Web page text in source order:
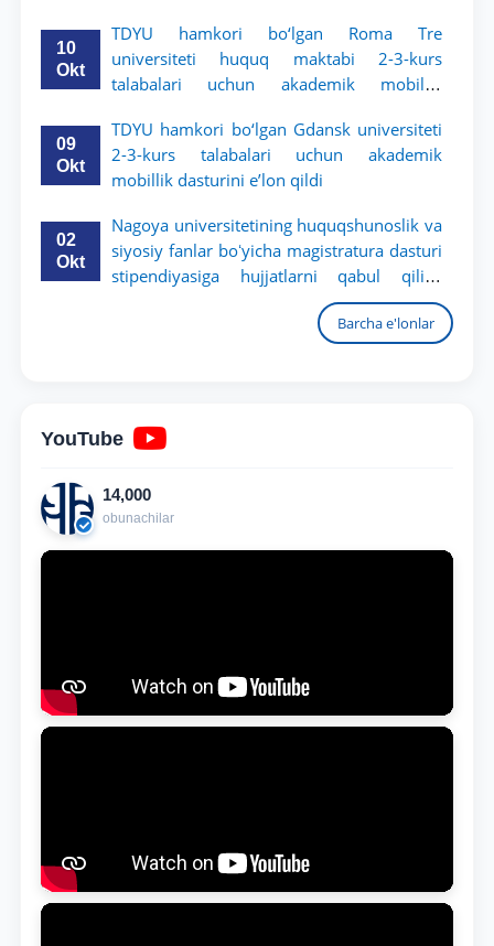
10
Okt
TDYU hamkori bo‘lgan Roma Tre
universiteti huquq maktabi 2-3-kurs
talabalari uchun akademik mobillik
09
Okt
TDYU hamkori bo‘lgan Gdansk universiteti
2-3-kurs talabalari uchun akademik
mobillik dasturini e’lon qildi
02
Okt
Nagoya universitetining huquqshunoslik va
siyosiy fanlar boʻyicha magistratura dasturi
stipendiyasiga hujjatlarni qabul qilish
Barcha e'lonlar
YouTube
14,000
obunachilar